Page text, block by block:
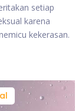
setiap
karena
kekerasan.